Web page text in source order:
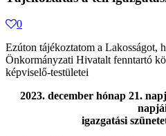
0
Ezúton tájékoztatom a Lakosságot,
Önkormányzati Hivatalt fenntartó
képviselő-testületei
2023. december hónap 21.
igazgatási